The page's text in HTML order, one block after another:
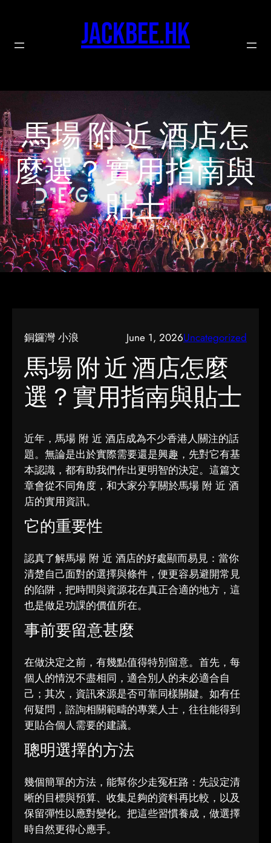
content
jackbee.hk
馬場 附 近 酒店怎
麼選？實用指南與
貼士
銅鑼灣 小浪 June 1, 2026Uncategorized
馬場 附 近 酒店怎麼
選？實用指南與貼士
近年，馬場 附 近 酒店成為不少香港人關注的話
題。無論是出於實際需要還是興趣，先對它有基
本認識，都有助我們作出更明智的決定。這篇文
章會從不同角度，和大家分享關於馬場 附 近 酒
店的實用資訊。
它的重要性
認真了解馬場 附 近 酒店的好處顯而易見：當你
清楚自己面對的選擇與條件，便更容易避開常見
的陷阱，把時間與資源花在真正合適的地方，這
也是做足功課的價值所在。
事前要留意甚麼
在做決定之前，有幾點值得特別留意。首先，每
個人的情況不盡相同，適合別人的未必適合自
己；其次，資訊來源是否可靠同樣關鍵。如有任
何疑問，諮詢相關範疇的專業人士，往往能得到
更貼合個人需要的建議。
聰明選擇的方法
幾個簡單的方法，能幫你少走冤枉路：先設定清
晰的目標與預算、收集足夠的資料再比較，以及
保留彈性以應對變化。把這些習慣養成，做選擇
時自然更得心應手。